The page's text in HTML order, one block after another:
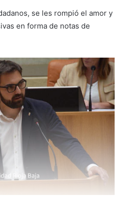
se les rompió el amor y
en forma de notas de